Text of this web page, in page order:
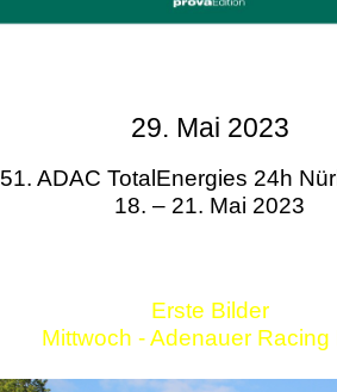
29. Mai 2023
51. ADAC TotalEnergies 24h
18. – 21. Mai 2023
Erste Bilder
Mittwoch - Adenauer Racing